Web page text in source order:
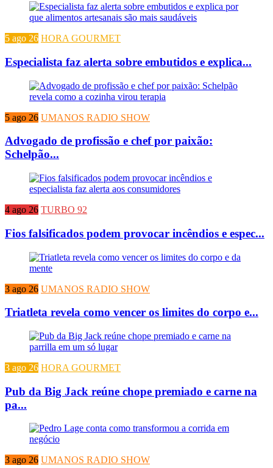
5 ago 26 HORA GOURMET
Especialista faz alerta sobre embutidos e explica...
5 ago 26 UMANOS RADIO SHOW
Advogado de profissão e chef por paixão:
Schelpão...
4 ago 26 TURBO 92
Fios falsificados podem provocar incêndios e espec...
3 ago 26 UMANOS RADIO SHOW
Triatleta revela como vencer os limites do corpo e...
3 ago 26 HORA GOURMET
Pub da Big Jack reúne chope premiado e carne na
pa...
3 ago 26 UMANOS RADIO SHOW